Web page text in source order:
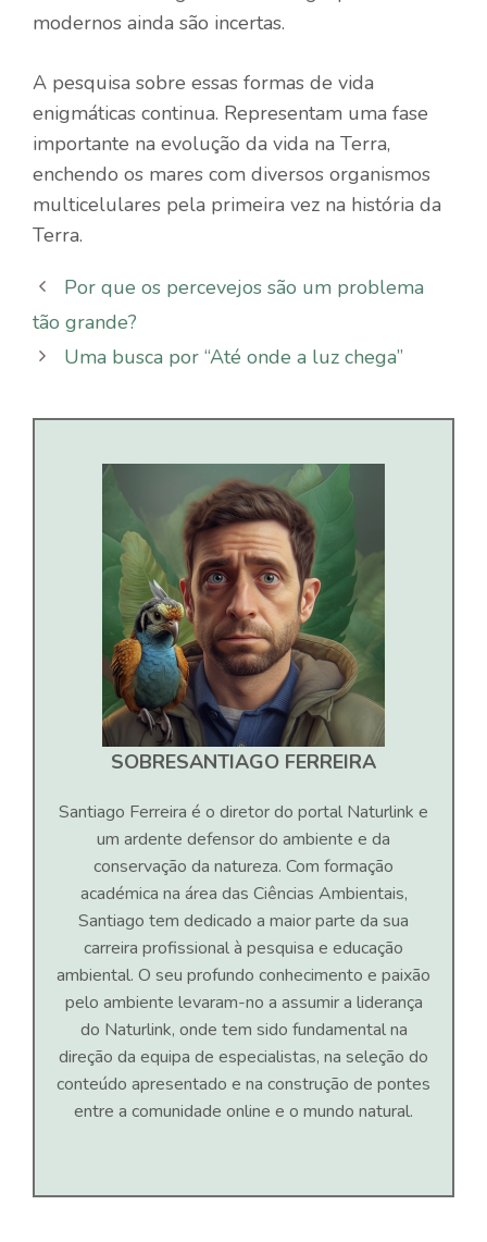
modernos ainda são incertas.
A pesquisa sobre essas formas de vida
enigmáticas continua. Representam uma fase
importante na evolução da vida na Terra,
enchendo os mares com diversos organismos
multicelulares pela primeira vez na história da
Terra.
Por que os percevejos são um problema
tão grande?
Uma busca por “Até onde a luz chega”
SOBRESANTIAGO FERREIRA
Santiago Ferreira é o diretor do portal Naturlink e
um ardente defensor do ambiente e da
conservação da natureza. Com formação
académica na área das Ciências Ambientais,
Santiago tem dedicado a maior parte da sua
carreira profissional à pesquisa e educação
ambiental. O seu profundo conhecimento e paixão
pelo ambiente levaram-no a assumir a liderança
do Naturlink, onde tem sido fundamental na
direção da equipa de especialistas, na seleção do
conteúdo apresentado e na construção de pontes
entre a comunidade online e o mundo natural.